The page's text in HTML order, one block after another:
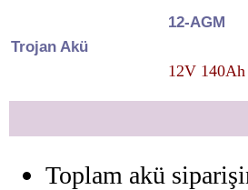
Trojan Akü
12-AGM
12V
Toplam akü